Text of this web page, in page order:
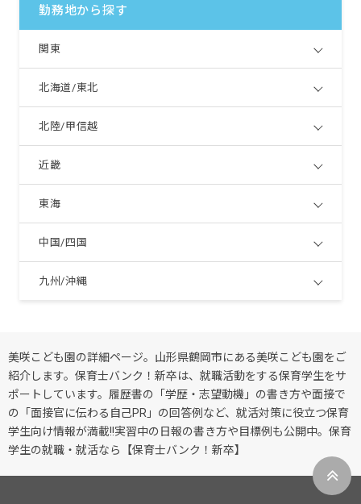
勤務地から探す
関東
北海道/東北
北陸/甲信越
近畿
東海
中国/四国
九州/沖縄
美咲こども園の詳細ページ。山形県鶴岡市にある美咲こども園をご
紹介します。保育士バンク！新卒は、就職活動をする保育学生をサ
ポートしています。履歴書の「学歴・志望動機」の書き方や面接で
の「面接官に伝わる自己PR」の回答例など、就活対策に役立つ保育
学生向け情報が満載!!実習中の日報の書き方や目標例も公開中。保育
学生の就職・就活なら【保育士バンク！新卒】